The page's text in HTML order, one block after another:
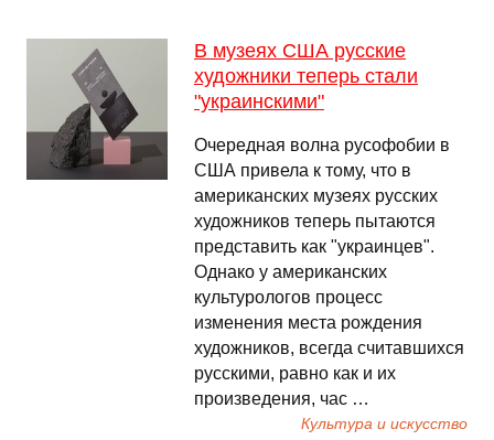
В музеях США русские
художники теперь стали
"украинскими"
Очередная волна русофобии в
США привела к тому, что в
американских музеях русских
художников теперь пытаются
представить как "украинцев".
Однако у американских
культурологов процесс
изменения места рождения
художников, всегда считавшихся
русскими, равно как и их
произведения, час …
Культура и искусство